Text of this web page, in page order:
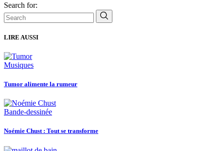
Search for:
LIRE AUSSI
Musiques
Tumor alimente la rumeur
Bande-dessinée
Noémie Chust : Tout se transforme